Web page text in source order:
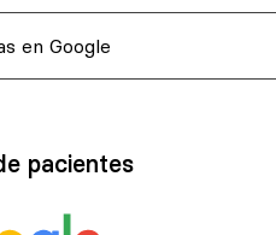
en Google
pacientes